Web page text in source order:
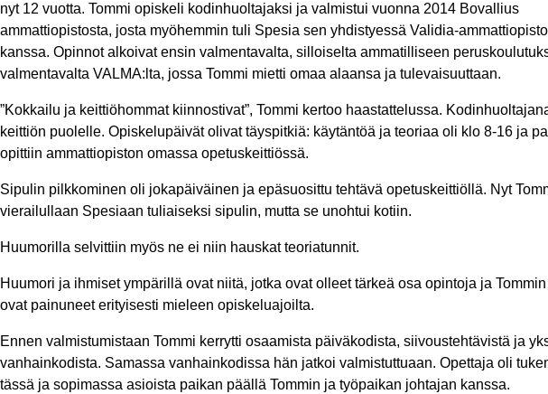
nyt 12 vuotta. Tommi opiskeli kodinhuoltajaksi ja valmistui vuonna 2014 Bovallius
ammattiopistosta, josta myöhemmin tuli Spesia sen yhdistyessä Validia-
kanssa. Opinnot alkoivat ensin valmentavalta, silloiselta ammatilliseen
valmentavalta VALMA:lta, jossa Tommi mietti omaa alaansa ja tulevaisuuttaan.
”Kokkailu ja keittiöhommat kiinnostivat”, Tommi kertoo haastattelussa.
keittiön puolelle. Opiskelupäivät olivat täyspitkiä: käytäntöä ja teoriaa oli klo 8-16 ja
opittiin ammattiopiston omassa opetuskeittiössä.
Sipulin pilkkominen oli jokapäiväinen ja epäsuosittu tehtävä opetuskeittiöllä. Nyt
vierailullaan Spesiaan tuliaiseksi sipulin, mutta se unohtui kotiin.
Huumorilla selvittiin myös ne ei niin hauskat teoriatunnit.
Huumori ja ihmiset ympärillä ovat niitä, jotka ovat olleet tärkeä osa opintoja ja
ovat painuneet erityisesti mieleen opiskeluajoilta.
Ennen valmistumistaan Tommi kerrytti osaamista päiväkodista, siivoustehtävistä ja
vanhainkodista. Samassa vanhainkodissa hän jatkoi valmistuttuaan. Opettaja oli
tässä ja sopimassa asioista paikan päällä Tommin ja työpaikan johtajan kanssa.